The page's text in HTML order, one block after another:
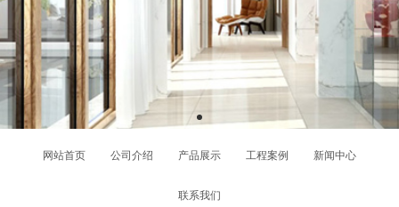
网站首页 公司介绍 产品展示 工程案例 新闻中心
联系我们